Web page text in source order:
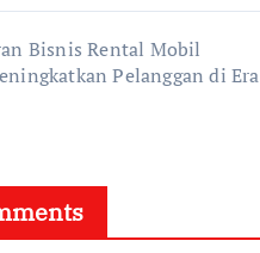
Bisnis Rental Mobil
Pelanggan di Era